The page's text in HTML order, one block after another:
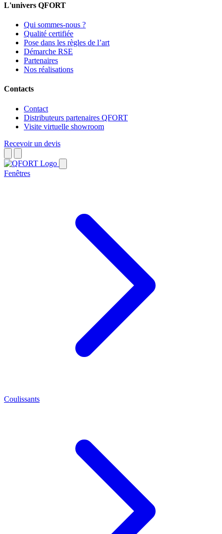
L'univers QFORT
Qui sommes-nous ?
Qualité certifiée
Pose dans les règles de l’art
Démarche RSE
Partenaires
Nos réalisations
Contacts
Contact
Distributeurs partenaires QFORT
Visite virtuelle showroom
Recevoir un devis
Fenêtres
Coulissants